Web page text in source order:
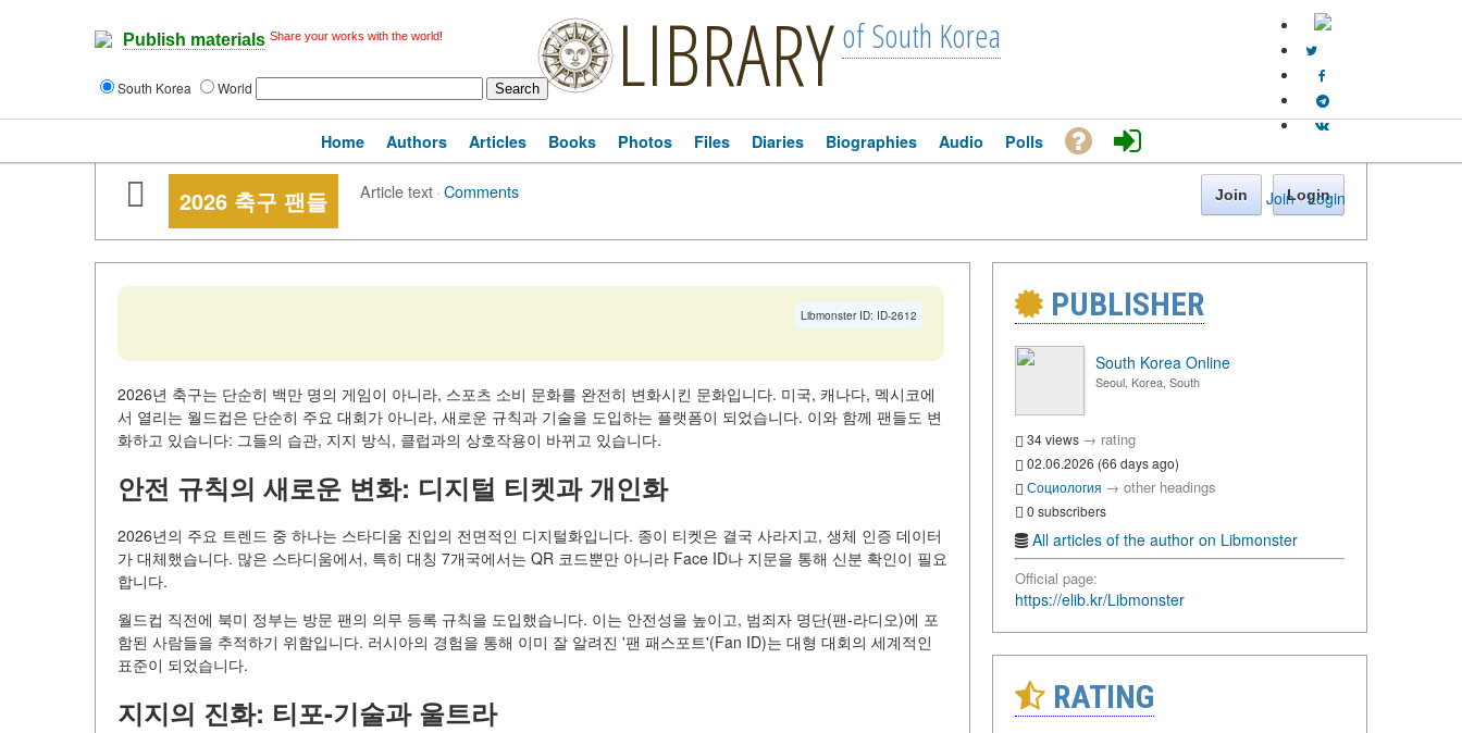
Publish materials Share your works with the world!
South Korea World LIBRARYof South Korea
Join · Login
Home Authors Articles Books Photos Files Diaries Biographies Audio Polls
2026 축구 팬들 Article text·Comments Join Login
Libmonster ID: ID-2612
2026년 축구는 단순히 백만 명의 게임이 아니라, 스포츠 소비 문화를 완전히 변화시킨 문화입니다. 미국, 캐나다, 멕시코에
서 열리는 월드컵은 단순히 주요 대회가 아니라, 새로운 규칙과 기술을 도입하는 플랫폼이 되었습니다. 이와 함께 팬들도 변
화하고 있습니다: 그들의 습관, 지지 방식, 클럽과의 상호작용이 바뀌고 있습니다.
안전 규칙의 새로운 변화: 디지털 티켓과 개인화
2026년의 주요 트렌드 중 하나는 스타디움 진입의 전면적인 디지털화입니다. 종이 티켓은 결국 사라지고, 생체 인증 데이터
가 대체했습니다. 많은 스타디움에서, 특히 대칭 7개국에서는 QR 코드뿐만 아니라 Face ID나 지문을 통해 신분 확인이 필요
합니다.
월드컵 직전에 북미 정부는 방문 팬의 의무 등록 규칙을 도입했습니다. 이는 안전성을 높이고, 범죄자 명단(팬-라디오)에 포
함된 사람들을 추적하기 위함입니다. 러시아의 경험을 통해 이미 잘 알려진 '팬 패스포트'(Fan ID)는 대형 대회의 세계적인
표준이 되었습니다.
지지의 진화: 티포-기술과 울트라
PUBLISHER
South Korea Online
Seoul, Korea, South
34 views → rating
02.06.2026 (66 days ago)
Социология → other headings
0 subscribers
All articles of the author on Libmonster
Official page:
https://elib.kr/Libmonster
RATING